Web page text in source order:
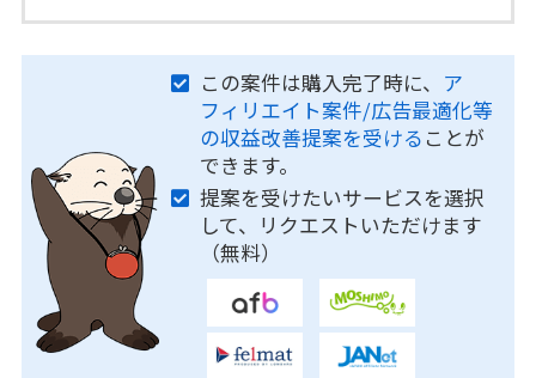
この案件は購入完了時に、 ア
フィリエイト案件/広告最適化等
の収益改善提案を受ける ことが
できます。
提案を受けたいサービスを選択
して、リクエストいただけます
（無料）